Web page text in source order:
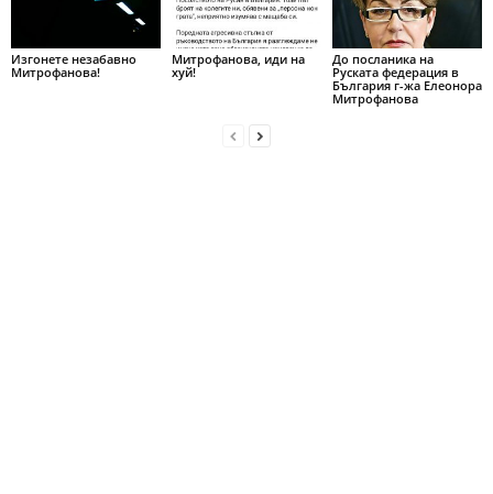
Изгонете незабавно
Митрофанова!
Митрофанова, иди на
хуй!
До посланика на
Руската федерация в
България г-жа Елеонора
Митрофанова